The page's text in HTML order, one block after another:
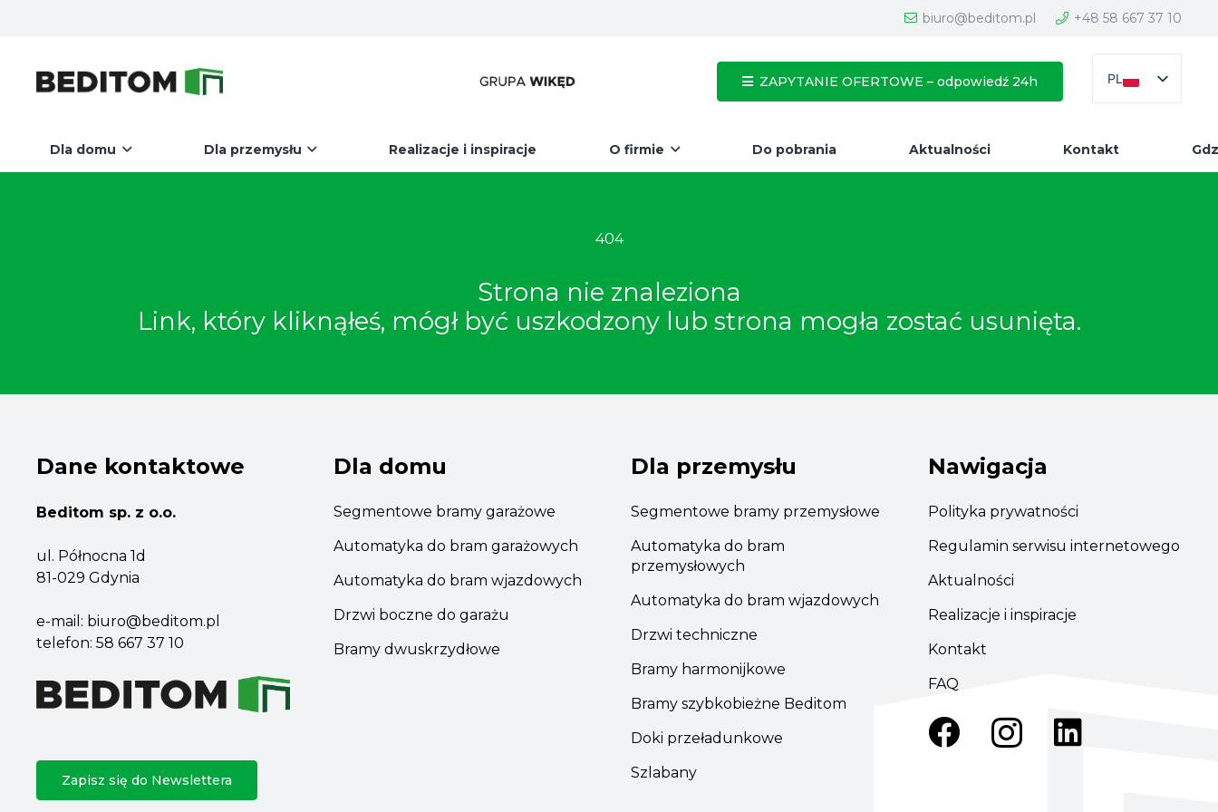
biuro@beditom.pl +48 58 667 37 10
ZAPYTANIE OFERTOWE – odpowiedź 24h PL
Dla domu Dla przemysłu Realizacje i inspiracje O firmie Do pobrania Aktualności Kontakt
404
Strona nie znaleziona
Link, który kliknąłeś, mógł być uszkodzony lub strona mogła zostać usunięta.
Dane kontaktowe
Beditom sp. z o.o.
ul. Północna 1d
81-029 Gdynia
e-mail: biuro@beditom.pl
telefon: 58 667 37 10
Zapisz się do Newslettera
Dla domu
Segmentowe bramy garażowe
Automatyka do bram garażowych
Automatyka do bram wjazdowych
Drzwi boczne do garażu
Bramy dwuskrzydłowe
Dla przemysłu
Segmentowe bramy przemysłowe
Automatyka do bram
przemysłowych
Automatyka do bram wjazdowych
Drzwi techniczne
Bramy harmonijkowe
Bramy szybkobieżne Beditom
Doki przeładunkowe
Szlabany
Nawigacja
Polityka prywatności
Regulamin serwisu internetowego
Aktualności
Realizacje i inspiracje
Kontakt
FAQ